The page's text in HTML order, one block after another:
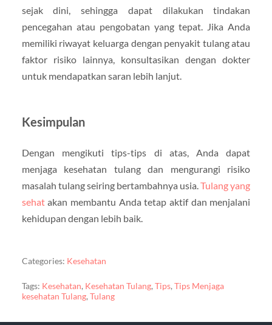
sejak dini, sehingga dapat dilakukan tindakan
pencegahan atau pengobatan yang tepat. Jika Anda
memiliki riwayat keluarga dengan penyakit tulang atau
faktor risiko lainnya, konsultasikan dengan dokter
untuk mendapatkan saran lebih lanjut.
Kesimpulan
Dengan mengikuti tips-tips di atas, Anda dapat
menjaga kesehatan tulang dan mengurangi risiko
masalah tulang seiring bertambahnya usia.Tulang yang
sehatakan membantu Anda tetap aktif dan menjalani
kehidupan dengan lebih baik.
Categories: Kesehatan
Tags: Kesehatan, Kesehatan Tulang, Tips, Tips Menjaga
kesehatan Tulang, Tulang